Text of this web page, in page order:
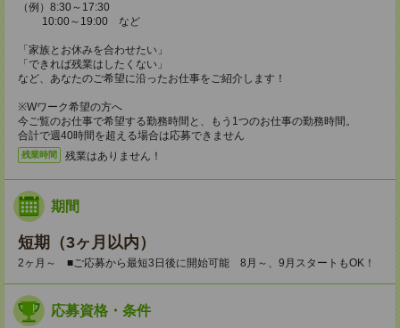
（例）8:30～17:30
10:00～19:00 など
「家族とお休みを合わせたい」
「できれば残業はしたくない」
など、あなたのご希望に沿ったお仕事をご紹介します！
※Wワーク希望の方へ
今ご覧のお仕事で希望する勤務時間と、もう1つのお仕事の勤務時間。
合計で週40時間を超える場合は応募できません
残業時間 残業はありません！
期間
短期（3ヶ月以内）
2ヶ月～ ■ご応募から最短3日後に開始可能 8月～、9月スタートもOK！
応募資格・条件